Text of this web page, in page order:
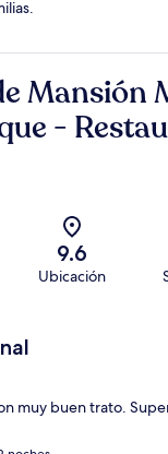
Mansión
-
9.6
Ubicación
muy buen trato.